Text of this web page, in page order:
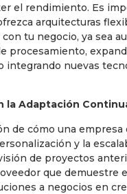
el rendimiento. Es
arquitecturas
tu negocio, ya sea
procesamiento,
integrando nuevas
la Adaptación
de cómo una empresa
y la
de proyectos
que demuestre
a negocios en